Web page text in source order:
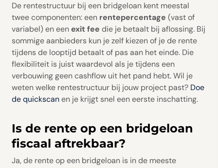
De rentestructuur bij een bridgeloan kent meestal
twee componenten: een rentepercentage (vast of
variabel) en eenexit fee die je betaalt bij aflossing. Bij
sommige aanbieders kun je zelf kiezen of je de rente
tijdens de looptijd betaalt of pas aan het einde. Die
flexibiliteit is juist waardevol als je tijdens een
verbouwing geen cashflow uit het pand hebt. Wil je
weten welke rentestructuur bij jouw project past? Doe
de quickscanen je krijgt snel een eerste inschatting.
Is de rente op een bridgeloan
fiscaal aftrekbaar?
Ja, de rente op een bridgeloan is in de meeste